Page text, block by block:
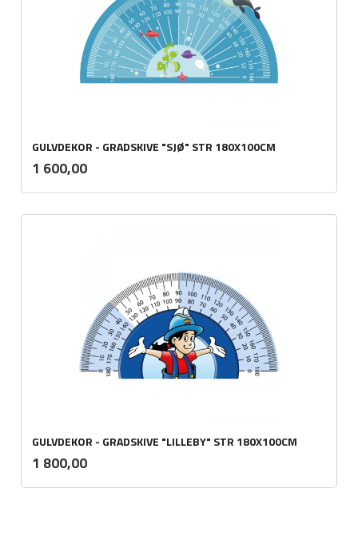
GULVDEKOR - GRADSKIVE "SJØ" STR 180X100CM
Pris
1 600,00mva.
GULVDEKOR - GRADSKIVE "LILLEBY" STR 180X100CM
Pris
1 800,00mva.